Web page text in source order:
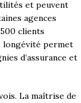
et peuvent
agences
clients
longévité permet
d’assurance et
La maîtrise de